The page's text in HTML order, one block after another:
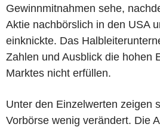
Gewinnmitnahmen sehe,
Aktie nachbörslich in den USA
einknickte. Das
Zahlen und Ausblick die hohen
Marktes nicht erfüllen.
Unter den Einzelwerten zeigen
Vorbörse wenig verändert. Die